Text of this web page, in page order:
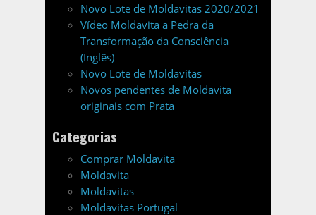
Novo Lote de Moldavitas 2020/2021
Vídeo Moldavita a Pedra da
Transformação da Consciência
(Inglês)
Novo Lote de Moldavitas
Novos pendentes de Moldavita
originais com Prata
Categorias
Comprar Moldavita
Moldavita
Moldavitas
Moldavitas Portugal